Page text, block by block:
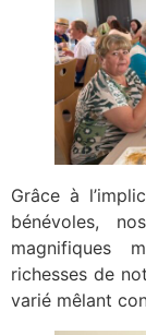
Grâce à
bénévoles,
magnifiques
richesses de
varié mêlant